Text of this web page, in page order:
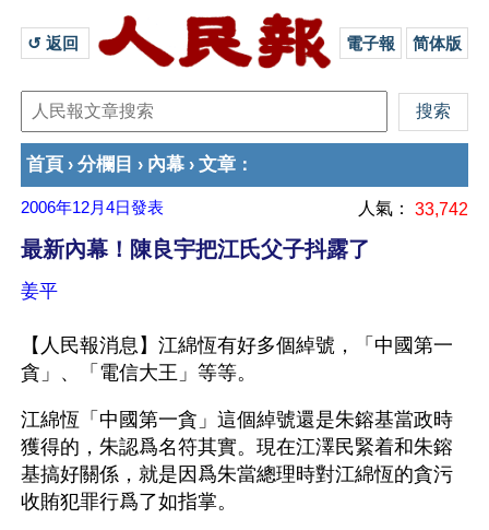
↺ 返回 電子報 简体版
首頁 › 分欄目 › 內幕 › 文章 ：
2006年12月4日發表 人氣： 33,742
最新內幕！陳良宇把江氏父子抖露了
姜平
【人民報消息】江綿恆有好多個綽號，「中國第一
貪」、「電信大王」等等。
江綿恆「中國第一貪」這個綽號還是朱鎔基當政時
獲得的，朱認爲名符其實。現在江澤民緊着和朱鎔
基搞好關係，就是因爲朱當總理時對江綿恆的貪污
收賄犯罪行爲了如指掌。